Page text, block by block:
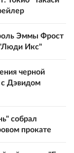
Эммы Фрост
Икс"
черной
с Дэвидом
собрал
прокате